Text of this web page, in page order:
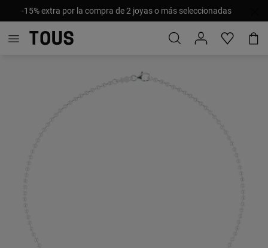
-15% extra por la compra de 2 joyas o más seleccionadas